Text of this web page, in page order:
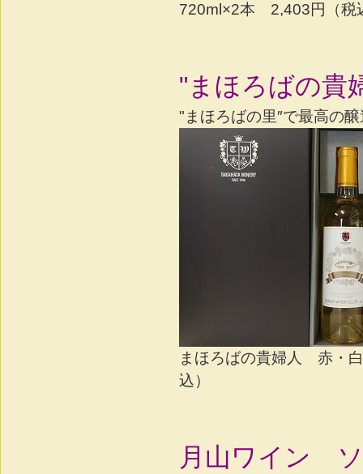
720ml×2本 2,403円（税
"まほろばの貴
"まほろばの里″で最高の
まほろばの貴婦人 赤
込）
月山ワイン